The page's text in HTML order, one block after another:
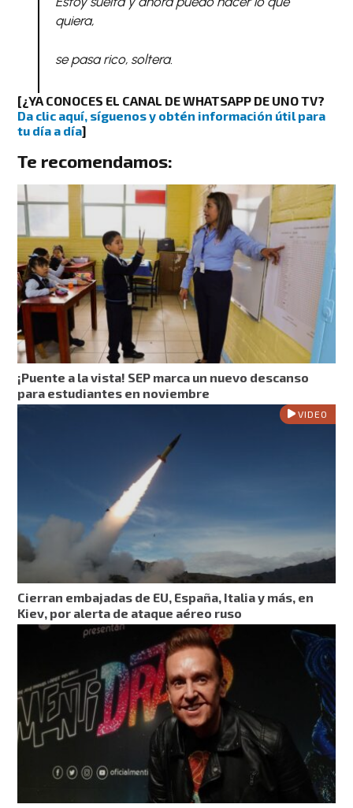
quiera,
se pasa rico, soltera.
[¿YA CONOCES EL CANAL DE WHATSAPP DE UNO TV?
Da clic aquí, síguenos y obtén información útil para
tu día a día]
Te recomendamos:
¡Puente a la vista! SEP marca un nuevo descanso
para estudiantes en noviembre
VIDEO
Cierran embajadas de EU, España, Italia y más, en
Kiev, por alerta de ataque aéreo ruso